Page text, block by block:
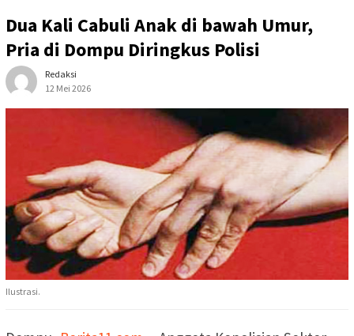
Dua Kali Cabuli Anak di bawah Umur,
Pria di Dompu Diringkus Polisi
Redaksi
12 Mei 2026
Ilustrasi.